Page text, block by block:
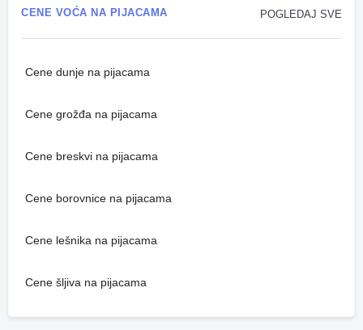
POGLEDAJ SVE
CENE VOĆA NA PIJACAMA
Cene dunje na pijacama
Cene grožđa na pijacama
Cene breskvi na pijacama
Cene borovnice na pijacama
Cene lešnika na pijacama
Cene šljiva na pijacama